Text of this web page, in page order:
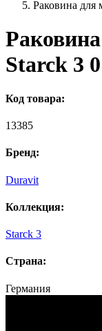
Раковина для
Starck 3
Код товара:
13385
Бренд:
Duravit
Коллекция:
Starck 3
Страна:
Германия